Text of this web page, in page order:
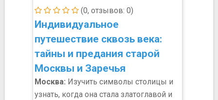
(0, отзывов: 0)
Индивидуальное
путешествие сквозь века:
тайны и предания старой
Москвы и Заречья
Москва: Изучить символы столицы и
узнать, когда она стала златоглавой и